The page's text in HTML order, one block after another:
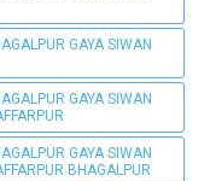
GAYA SIWAN
GAYA SIWAN
GAYA SIWAN
BHAGALPUR